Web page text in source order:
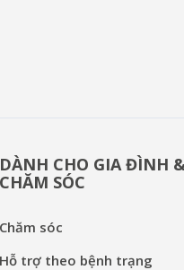
DÀNH CHO GIA ĐÌNH
CHĂM SÓC
Chăm sóc
Hỗ trợ theo bệnh trạng